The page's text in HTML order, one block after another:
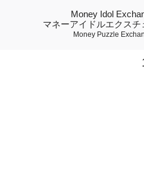
Money Idol
マネーアイドルエクスチ
Money Puzzle